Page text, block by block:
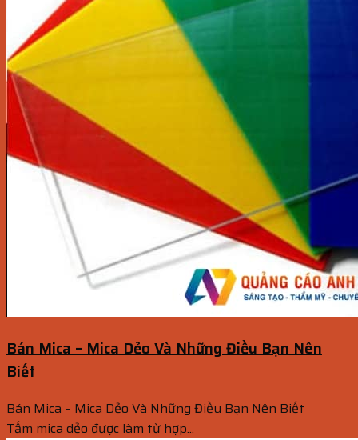
Bán Mica – Mica Dẻo Và Những Điều Bạn Nên
Biết
Bán Mica – Mica Dẻo Và Những Điều Bạn Nên Biết
Tấm mica dẻo được làm từ hợp...